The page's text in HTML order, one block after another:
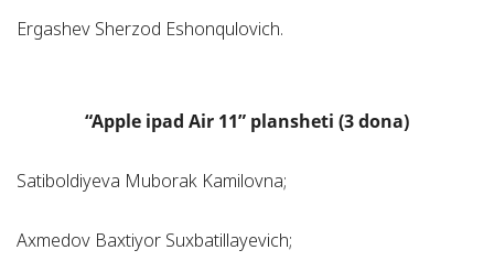
Ergashev Sherzod Eshonqulovich.
“Apple ipad Air 11” plansheti (3 dona)
Satiboldiyeva Muborak Kamilovna;
Axmedov Baxtiyor Suxbatillayevich;